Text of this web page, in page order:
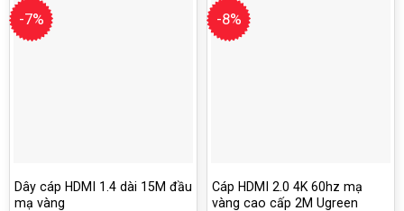
-7%
Dây cáp HDMI 1.4 dài 15M đầu
mạ vàng
-8%
Cáp HDMI 2.0 4K 60hz mạ
vàng cao cấp 2M Ugreen